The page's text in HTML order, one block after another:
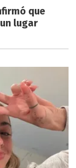
que
lugar